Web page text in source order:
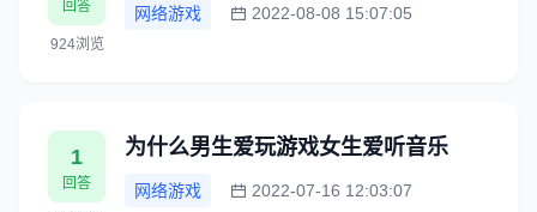
回答
924浏览
网络游戏 2022-08-08 15:07:05
1
回答
为什么男生爱玩游戏女生爱听音乐
网络游戏 2022-07-16 12:03:07